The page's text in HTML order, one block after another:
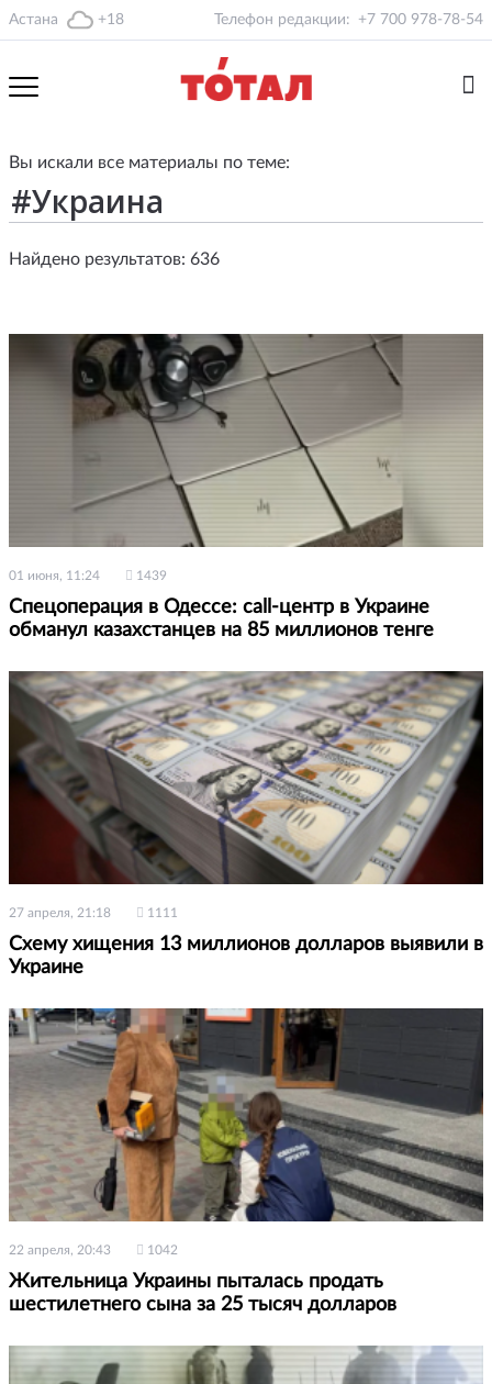
Астана +18 Телефон редакции: +7 700 978-78-54
Вы искали все материалы по теме:
Найдено результатов: 636
01 июня, 11:24 1439
Спецоперация в Одессе: call-центр в Украине
обманул казахстанцев на 85 миллионов тенге
27 апреля, 21:18 1111
Схему хищения 13 миллионов долларов выявили в
Украине
22 апреля, 20:43 1042
Жительница Украины пыталась продать
шестилетнего сына за 25 тысяч долларов